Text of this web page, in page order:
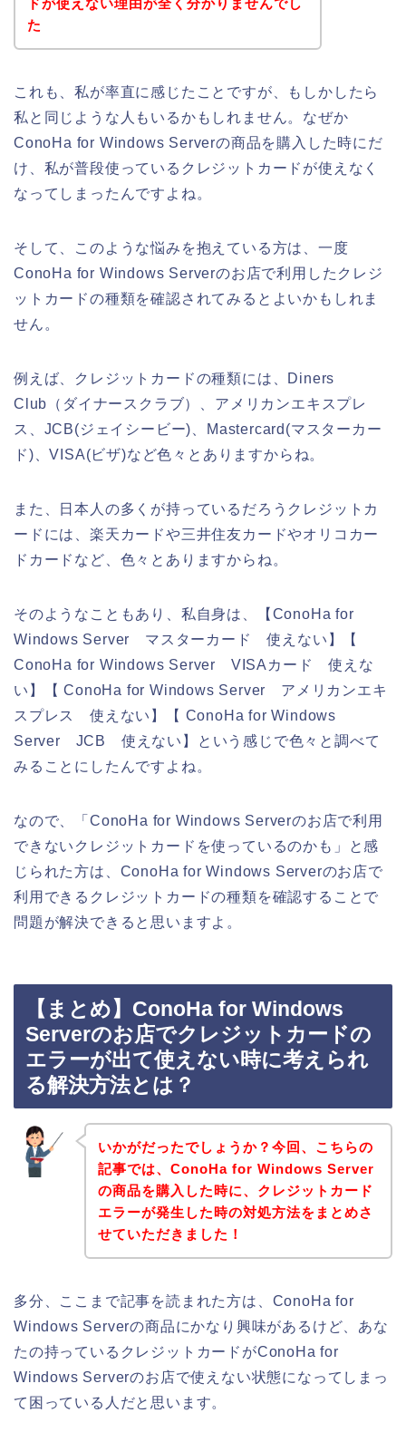
ドが使えない理由が全く分かりませんでし
た
これも、私が率直に感じたことですが、もしかしたら
私と同じような人もいるかもしれません。なぜか
ConoHa for Windows Serverの商品を購入した時にだ
け、私が普段使っているクレジットカードが使えなく
なってしまったんですよね。
そして、このような悩みを抱えている方は、一度
ConoHa for Windows Serverのお店で利用したクレジ
ットカードの種類を確認されてみるとよいかもしれま
せん。
例えば、クレジットカードの種類には、Diners
Club（ダイナースクラブ）、アメリカンエキスプレ
ス、JCB(ジェイシービー)、Mastercard(マスターカー
ド)、VISA(ビザ)など色々とありますからね。
また、日本人の多くが持っているだろうクレジットカ
ードには、楽天カードや三井住友カードやオリコカー
ドカードなど、色々とありますからね。
そのようなこともあり、私自身は、【ConoHa for
Windows Server マスターカード 使えない】【
ConoHa for Windows Server VISAカード 使えな
い】【 ConoHa for Windows Server アメリカンエキ
スプレス 使えない】【 ConoHa for Windows
Server JCB 使えない】という感じで色々と調べて
みることにしたんですよね。
なので、「ConoHa for Windows Serverのお店で利用
できないクレジットカードを使っているのかも」と感
じられた方は、ConoHa for Windows Serverのお店で
利用できるクレジットカードの種類を確認することで
問題が解決できると思いますよ。
【まとめ】ConoHa for Windows
Serverのお店でクレジットカードの
エラーが出て使えない時に考えられ
る解決方法とは？
いかがだったでしょうか？今回、こちらの
記事では、ConoHa for Windows Server
の商品を購入した時に、クレジットカード
エラーが発生した時の対処方法をまとめさ
せていただきました！
多分、ここまで記事を読まれた方は、ConoHa for
Windows Serverの商品にかなり興味があるけど、あな
たの持っているクレジットカードがConoHa for
Windows Serverのお店で使えない状態になってしまっ
て困っている人だと思います。